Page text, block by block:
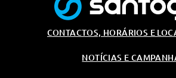
CONTACTOS, HORÁRIOS E
NOTÍCIAS E